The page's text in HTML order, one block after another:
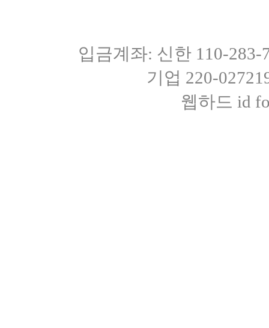
입금계좌: 신한 110-
기업 220-
웹하드 id